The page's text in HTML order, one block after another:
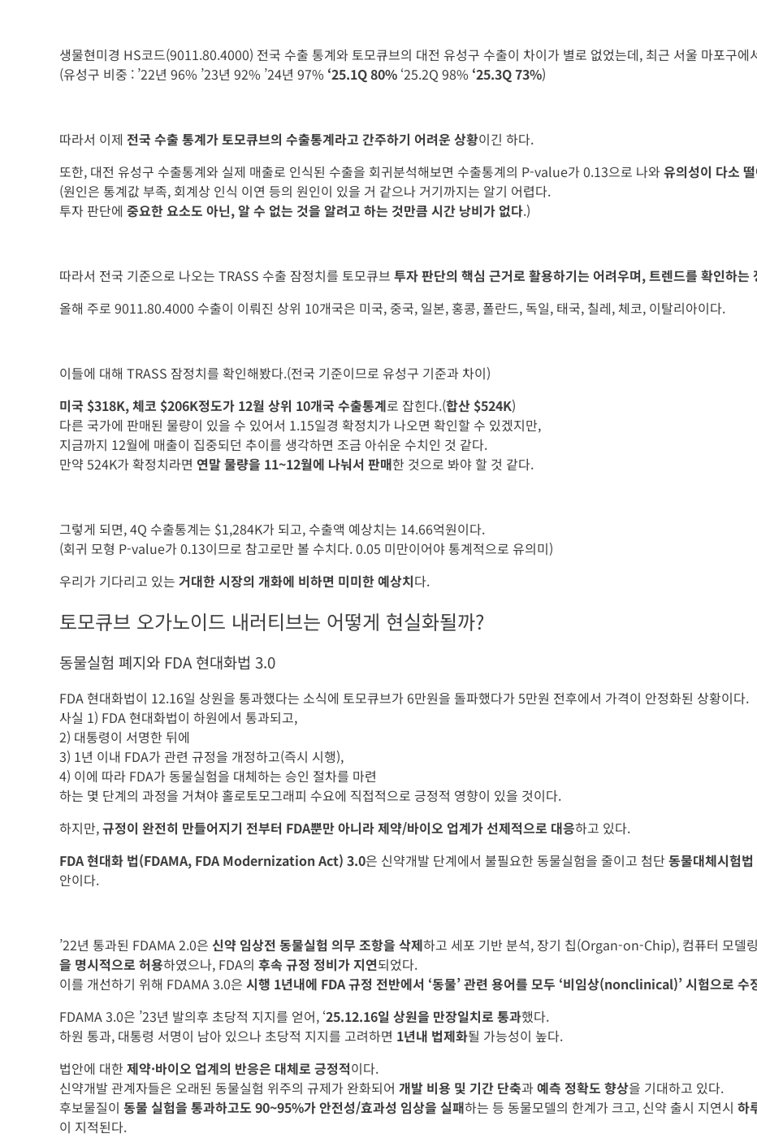
생물현미경 HS코드(9011.80.4000) 전국 수출 통계와 토모큐브의 대전 유성구 수출이 차이가 별로 없었는데, 최근 서울 마포구에
(유성구 비중 : ’22년 96% ’23년 92% ’24년 97% ‘25.1Q 80% ‘25.2Q 98% ‘25.3Q 73%)
따라서 이제전국 수출 통계가 토모큐브의 수출통계라고 간주하기 어려운 상황이긴 하다.
또한, 대전 유성구 수출통계와 실제 매출로 인식된 수출을 회귀분석해보면 수출통계의 P-value가 0.13으로 나와유의성이 다소
(원인은 통계값 부족, 회계상 인식 이연 등의 원인이 있을 거 같으나 거기까지는 알기 어렵다.
투자 판단에중요한 요소도 아닌, 알 수 없는 것을 알려고 하는 것만큼 시간 낭비가 없다.)
따라서 전국 기준으로 나오는 TRASS 수출 잠정치를 토모큐브투자 판단의 핵심 근거로 활용하기는 어려우며, 트렌드를 확인하는
올해 주로 9011.80.4000 수출이 이뤄진 상위 10개국은 미국, 중국, 일본, 홍콩, 폴란드, 독일, 태국, 칠레, 체코, 이탈리아이다.
이들에 대해 TRASS 잠정치를 확인해봤다.(전국 기준이므로 유성구 기준과 차이)
미국 $318K, 체코 $206K정도가 12월 상위 10개국 수출통계로 잡힌다.(합산 $524K)
다른 국가에 판매된 물량이 있을 수 있어서 1.15일경 확정치가 나오면 확인할 수 있겠지만,
지금까지 12월에 매출이 집중되던 추이를 생각하면 조금 아쉬운 수치인 것 같다.
만약 524K가 확정치라면연말 물량을 11~12월에 나눠서 판매한 것으로 봐야 할 것 같다.
그렇게 되면, 4Q 수출통계는 $1,284K가 되고, 수출액 예상치는 14.66억원이다.
(회귀 모형 P-value가 0.13이므로 참고로만 볼 수치다. 0.05 미만이어야 통계적으로 유의미)
우리가 기다리고 있는거대한 시장의 개화에 비하면 미미한 예상치다.
토모큐브 오가노이드 내러티브는 어떻게 현실화될까?
동물실험 폐지와 FDA 현대화법 3.0
FDA 현대화법이 12.16일 상원을 통과했다는 소식에 토모큐브가 6만원을 돌파했다가 5만원 전후에서 가격이 안정화된 상황이다.
사실 1) FDA 현대화법이 하원에서 통과되고,
2) 대통령이 서명한 뒤에
3) 1년 이내 FDA가 관련 규정을 개정하고(즉시 시행),
4) 이에 따라 FDA가 동물실험을 대체하는 승인 절차를 마련
하는 몇 단계의 과정을 거쳐야 홀로토모그래피 수요에 직접적으로 긍정적 영향이 있을 것이다.
하지만,규정이 완전히 만들어지기 전부터 FDA뿐만 아니라 제약/바이오 업계가 선제적으로 대응하고 있다.
FDA 현대화 법(FDAMA, FDA Modernization Act) 3.0은 신약개발 단계에서 불필요한 동물실험을 줄이고 첨단동물대체시험
안이다.
’22년 통과된 FDAMA 2.0은신약 임상전 동물실험 의무 조항을 삭제하고 세포 기반 분석, 장기 칩(Organ-on-Chip), 컴퓨터 모델
을 명시적으로 허용하였으나, FDA의후속 규정 정비가 지연되었다.
이를 개선하기 위해 FDAMA 3.0은시행 1년내에 FDA 규정 전반에서 ‘동물’ 관련 용어를 모두 ‘비임상(nonclinical)’ 시험으로 수
FDAMA 3.0은 ’23년 발의후 초당적 지지를 얻어, ‘25.12.16일 상원을 만장일치로 통과했다.
하원 통과, 대통령 서명이 남아 있으나 초당적 지지를 고려하면 1년내 법제화될 가능성이 높다.
법안에 대한제약·바이오 업계의 반응은 대체로 긍정적이다.
신약개발 관계자들은 오래된 동물실험 위주의 규제가 완화되어개발 비용 및 기간 단축과예측 정확도 향상을 기대하고 있다.
후보물질이동물 실험을 통과하고도 90~95%가 안전성/효과성 임상을 실패하는 등 동물모델의 한계가 크고, 신약 출시 지연시하
이 지적된다.